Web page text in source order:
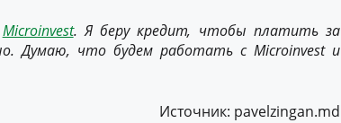
Microinvest. Я беру кредит, чтобы платить за
Думаю, что будем работать с Microinvest и
Источник: pavelzingan.md